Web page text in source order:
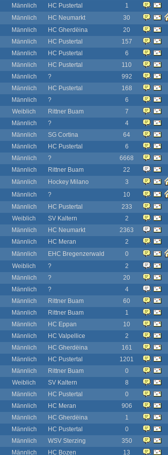
Männlich HC Pustertal
1
Männlich HC Neumarkt
30
Männlich HC Gherdëina
20
Männlich HC Pustertal
157
Männlich HC Pustertal
6
Männlich HC Pustertal
110
Männlich ?
992
Männlich HC Pustertal
168
Männlich ?
6
Weiblich Rittner Buam
7
Männlich ?
4
Männlich SG Cortina
64
Männlich HC Pustertal
6
Männlich ?
6668
Männlich Rittner Buam
22
Männlich Hockey Milano
3
Männlich ?
10
Männlich HC Pustertal
233
Weiblich SV Kaltern
2
Männlich HC Neumarkt
2363
Männlich HC Meran
2
Männlich EHC Bregenzerwald
0
Weiblich ?
2
Männlich ?
20
Männlich ?
4
Männlich Rittner Buam
60
Männlich Rittner Buam
1
Männlich HC Eppan
10
Männlich HC Valpellice
2
Männlich HC Gherdëina
161
Männlich HC Pustertal
1201
Männlich Rittner Buam
0
Weiblich SV Kaltern
8
Männlich HC Pustertal
0
Männlich HC Meran
906
Männlich HC Gherdëina
1
Männlich HC Pustertal
0
Männlich WSV Sterzing
350
Männlich HC Bozen 13